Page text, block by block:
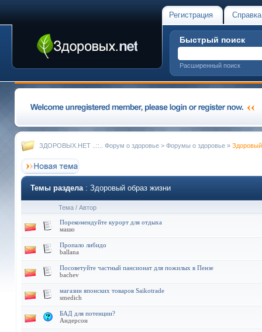
Регистрация Справка
Быстрый поиск
Расширенный поиск
ЗДОРОВЫХ.НЕТ ..::.. Форум о здоровье > Форумы о здоровье »
Темы раздела: Здоровый образ жизни
Тема / Автор
Порекомендуйте курорт для отдыха
машо
Пропало либидо
ballana
Посоветуйте частный пансионат для пожилых в Пензе
bachev
магазин японских товаров Saikotrade
smedich
БАД для потенции?
Андерсон